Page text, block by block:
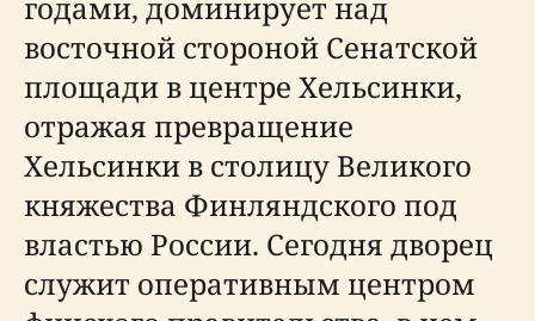
восточной стороной Сенатской
площади в центре Хельсинки,
отражая превращение
Хельсинки в столицу Великого
княжества Финляндского под
властью России. Сегодня дворец
служит оперативным центром